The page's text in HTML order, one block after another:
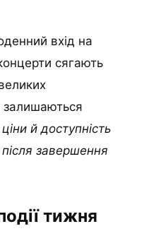
вхід на
сягають
залишаються
й доступність
завершення
тижня